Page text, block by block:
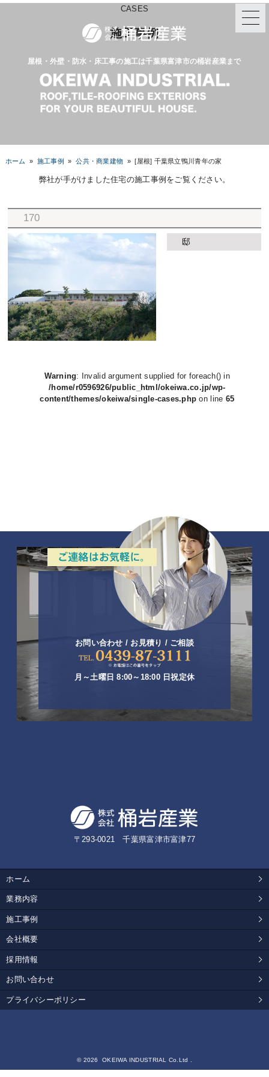
屋根・外壁・防水・床工事の施工は千葉県富津市の桶岩産業まで
CASES
施工事例
ホーム » 施工事例 »公共・商業建物 »[屋根] 千葉県立鴨川青年の家
弊社が手がけました住宅の施工事例をご覧ください。
170
邸
Warning: Invalid argument supplied for foreach() in
/home/r0596926/public_html/okeiwa.co.jp/wp-
content/themes/okeiwa/single-cases.php on line 65
お問い合わせ / お見積り / ご相談
月～土曜日 8:00～18:00 日祝定休
〒293-0021 千葉県富津市富津77
ホーム
業務内容
施工事例
会社概要
採用情報
お問い合わせ
プライバシーポリシー
© 2026 OKEIWA INDUSTRIAL Co.Ltd .